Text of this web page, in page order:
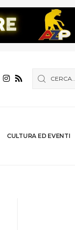
CULTURA ED EVENTI